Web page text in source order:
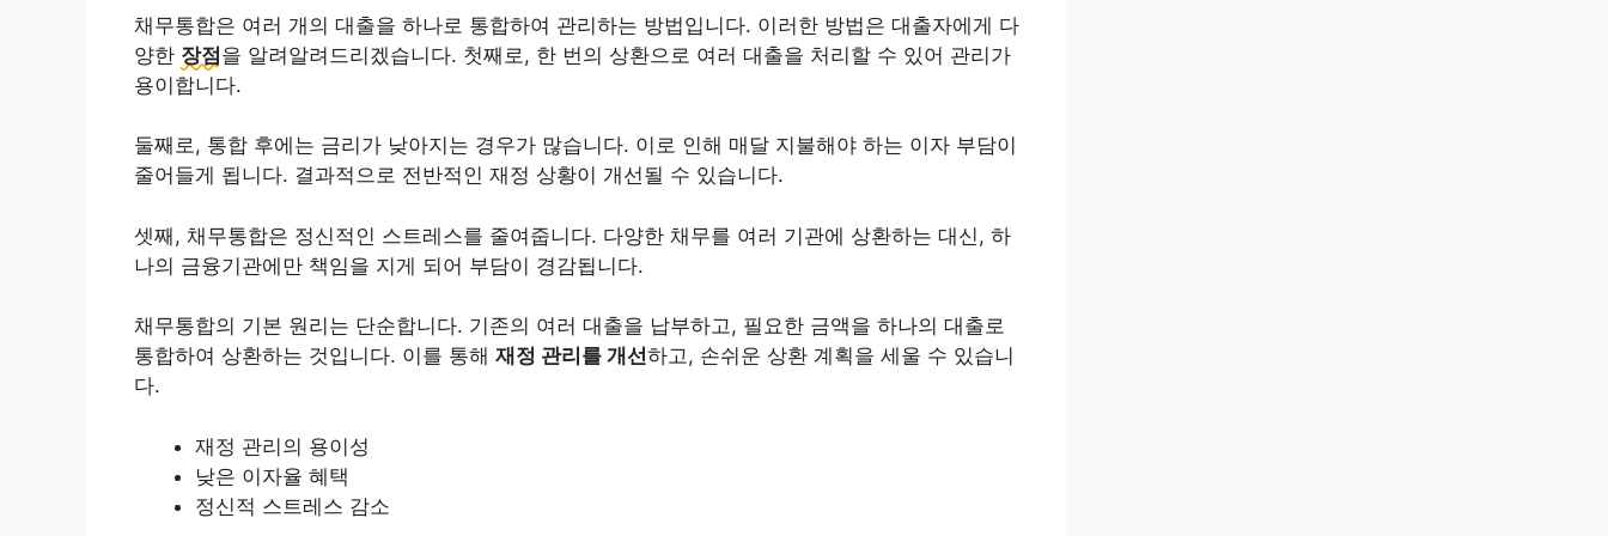
채무통합은 여러 개의 대출을 하나로 통합하여 관리하는 방법입니다. 이러한 방법은 대출자에게 다
양한 장점을 알려알려드리겠습니다. 첫째로, 한 번의 상환으로 여러 대출을 처리할 수 있어 관리가
용이합니다.
둘째로, 통합 후에는 금리가 낮아지는 경우가 많습니다. 이로 인해 매달 지불해야 하는 이자 부담이
줄어들게 됩니다. 결과적으로 전반적인 재정 상황이 개선될 수 있습니다.
셋째, 채무통합은 정신적인 스트레스를 줄여줍니다. 다양한 채무를 여러 기관에 상환하는 대신, 하
나의 금융기관에만 책임을 지게 되어 부담이 경감됩니다.
채무통합의 기본 원리는 단순합니다. 기존의 여러 대출을 납부하고, 필요한 금액을 하나의 대출로
통합하여 상환하는 것입니다. 이를 통해 재정 관리를 개선하고, 손쉬운 상환 계획을 세울 수 있습니
다.
재정 관리의 용이성
낮은 이자율 혜택
정신적 스트레스 감소